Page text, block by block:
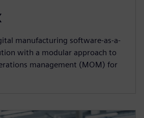
manufacturing software-as-a-
with a modular approach to
management (MOM) for